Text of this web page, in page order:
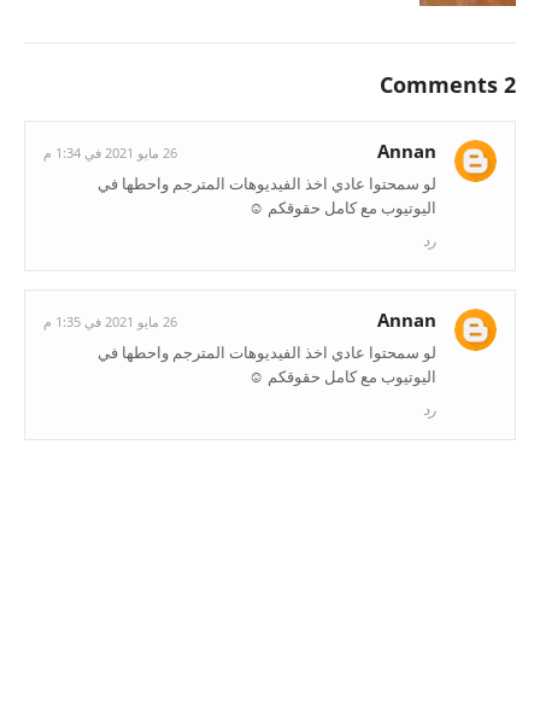
2 Comments
Annan 26 مايو 2021 في 1:34 م
‏لو سمحتوا عادي اخذ الفيديوهات المترجم واحطها في
اليوتيوب مع كامل حقوقكم ☺️
رد
Annan 26 مايو 2021 في 1:35 م
‏لو سمحتوا عادي اخذ الفيديوهات المترجم واحطها في
اليوتيوب مع كامل حقوقكم ☺️
رد